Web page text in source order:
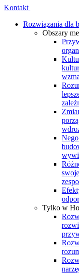
Kontakt
Rozwiązania dla
Obszary
Tylko w